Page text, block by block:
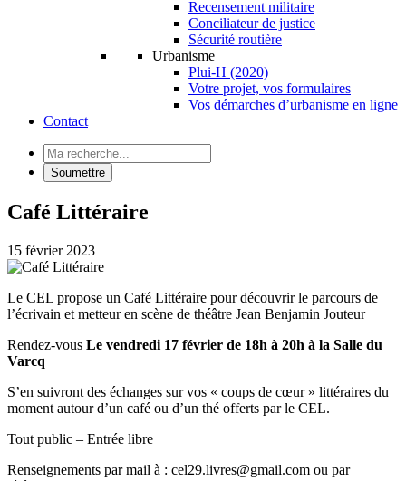
Recensement militaire
Conciliateur de justice
Sécurité routière
Urbanisme
Plui-H (2020)
Votre projet, vos formulaires
Vos démarches d’urbanisme en ligne
Contact
Café Littéraire
15 février 2023
Le CEL propose un Café Littéraire pour découvrir le parcours de
l’écrivain et metteur en scène de théâtre Jean Benjamin Jouteur
Rendez-vous Le vendredi 17 février de 18h à 20h à la Salle du
Varcq
S’en suivront des échanges sur vos « coups de cœur » littéraires du
moment autour d’un café ou d’un thé offerts par le CEL.
Tout public – Entrée libre
Renseignements par mail à : cel29.livres@gmail.com ou par